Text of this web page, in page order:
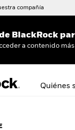
compañía
BlackRock
a contenido
Quiénes